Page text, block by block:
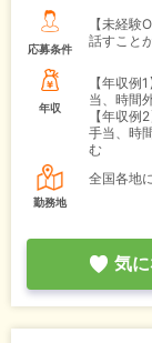
応募条件
【未経
話すこと
年収
【年収例1
当、時間
【年収例2
手当、時
む
勤務地
全国各地
気